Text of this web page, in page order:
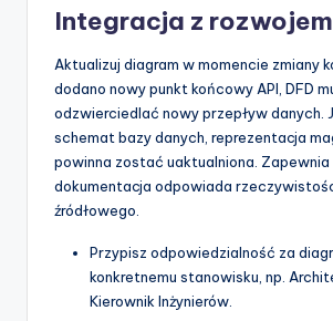
Integracja z rozwojem
Aktualizuj diagram w momencie zmiany
dodano nowy punkt końcowy API, DFD
odzwierciedlać nowy przepływ danych.
schemat bazy danych, reprezentacja
powinna zostać uaktualniona. Zapewnia
dokumentacja odpowiada
źródłowego.
Przypisz odpowiedzialność za
konkretnemu stanowisku, np.
Kierownik Inżynierów.